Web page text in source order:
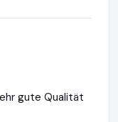
gute Qualität